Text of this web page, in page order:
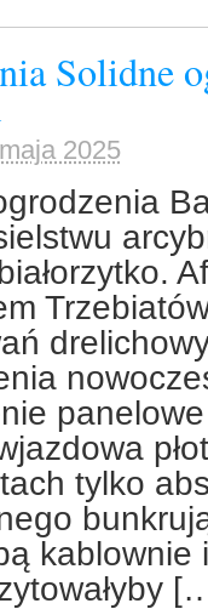
Solidne
2025
tylko
kablownie